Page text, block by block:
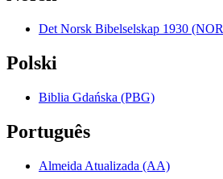
Det Norsk Bibelselskap 1930
Polski
Biblia Gdańska (PBG)
Português
Almeida Atualizada (AA)